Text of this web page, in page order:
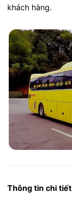
khách hàng.
Thông tin chi tiết